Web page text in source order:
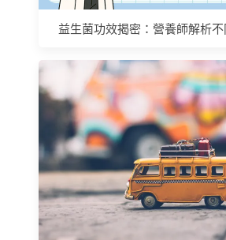
益生菌功效揭密：營養師解析不